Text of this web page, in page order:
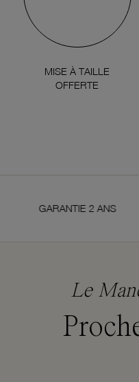
MISE À TAILLE
OFFERTE
GARANTIE 2 ANS
Le